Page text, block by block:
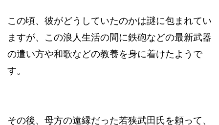
この頃、彼がどうしていたのかは謎に包まれてい
ますが、この浪人生活の間に鉄砲などの最新武器
の遣い方や和歌などの教養を身に着けたようで
す。
その後、母方の遠縁だった若狭武田氏を頼って、